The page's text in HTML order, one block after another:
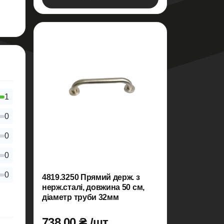
4819.3250 Прямий держ. з
нерж.сталі, довжина 50 см,
діаметр труби 32мм
1
0
0
0
0